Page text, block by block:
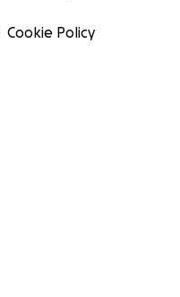
Cookie Policy